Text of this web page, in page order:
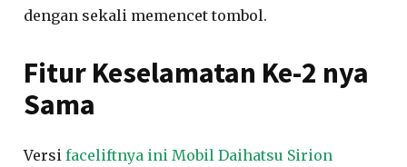
dengan sekali memencet tombol.
Fitur Keselamatan Ke-2 nya
Sama
Versifaceliftnya ini Mobil Daihatsu Sirion